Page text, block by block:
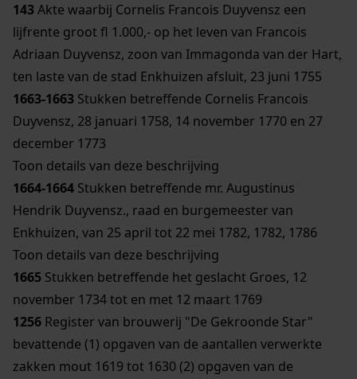
143Akte waarbij Cornelis Francois Duyvensz een
lijfrente groot fl 1.000,- op het leven van Francois
Adriaan Duyvensz, zoon van Immagonda van der Hart,
ten laste van de stad Enkhuizen afsluit, 23 juni 1755
1663-1663 Stukken betreffende Cornelis Francois
Duyvensz, 28 januari 1758, 14 november 1770 en 27
december 1773
Toon details van deze beschrijving
1664-1664 Stukken betreffende mr. Augustinus
Hendrik Duyvensz., raad en burgemeester van
Enkhuizen, van 25 april tot 22 mei 1782, 1782, 1786
Toon details van deze beschrijving
1665 Stukken betreffende het geslacht Groes, 12
november 1734 tot en met 12 maart 1769
1256 Register van brouwerij "De Gekroonde Star"
bevattende (1) opgaven van de aantallen verwerkte
zakken mout 1619 tot 1630 (2) opgaven van de